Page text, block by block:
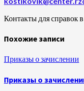
Контакты для справок
Похожие записи
Приказы о зачислении
Приказы о